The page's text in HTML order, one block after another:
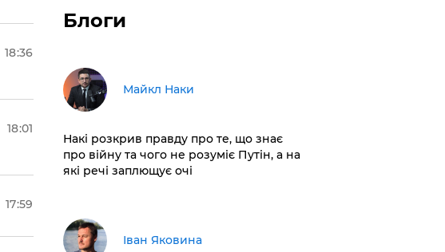
18:36
18:01
17:59
Блоги
Майкл Наки
Накі розкрив правду про те, що знає
про війну та чого не розуміє Путін, а на
які речі заплющує очі
Іван Яковина